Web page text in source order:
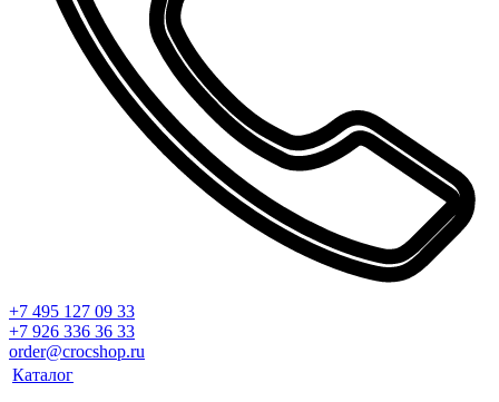
+7 495 127 09 33
+7 926 336 36 33
order@crocshop.ru
Каталог